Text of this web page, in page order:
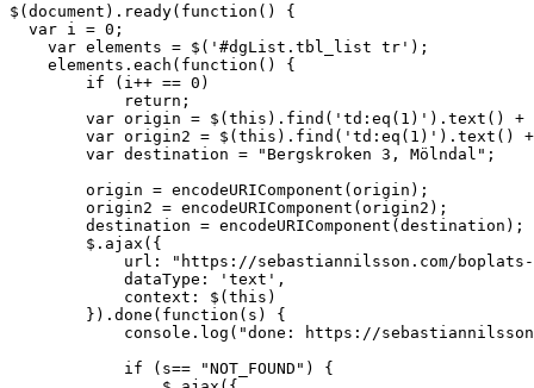
$(document ).ready( function ( ) {
var i = 0 ;
var elements = $( '#dgList.tbl_list tr' );
    elements.each(
function ( ) {
if (i++ == 0 )
return ;
var origin = $(this ).find( 'td:eq(1)' ).text() +
var origin2 = $(this ).find( 'td:eq(1)' ).text()
var destination = "Bergskroken 3, Mölndal" ;
        origin =
encodeURIComponent (origin);
        origin2 =
encodeURIComponent (origin2);
        destination =
encodeURIComponent (destination);
        $.ajax({
url :
"https://sebastiannilsson.com/boplats-
dataType : 'text' ,
context : $(this )
        }).done(
function ( s ) {
console .log( "done: https://
if (s== "NOT_FOUND" ) {